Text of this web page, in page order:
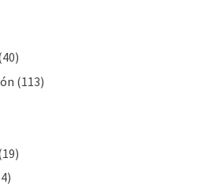
(113)